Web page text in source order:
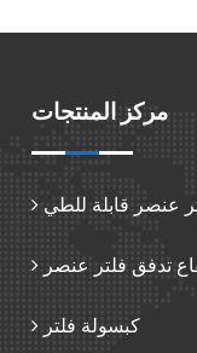
مركز المنتجات
عنصر قابلة للطي
تدفق فلتر عنصر
كبسولة فلتر